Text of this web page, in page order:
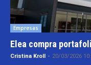
Empresas
Elea compra
Cristina Kroll - 20/03/2026